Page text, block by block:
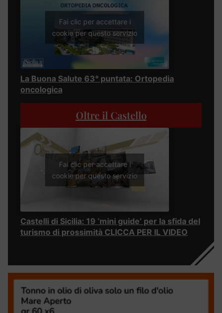
Fai clic per accettare i
cookie per questo servizio
La Buona Salute 63° puntata: Ortopedia
oncologica
Oltre il Castello
Fai clic per accettare i
cookie per questo servizio
Castelli di Sicilia: 19 ‘mini guide’ per la sfida del
turismo di prossimità CLICCA PER IL VIDEO